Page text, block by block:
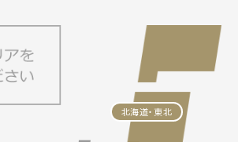
北海道・東北